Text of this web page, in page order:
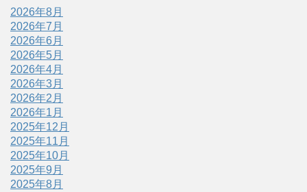
2026年8月
2026年7月
2026年6月
2026年5月
2026年4月
2026年3月
2026年2月
2026年1月
2025年12月
2025年11月
2025年10月
2025年9月
2025年8月